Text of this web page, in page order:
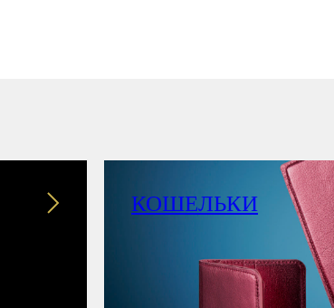
КОШЕЛЬКИ